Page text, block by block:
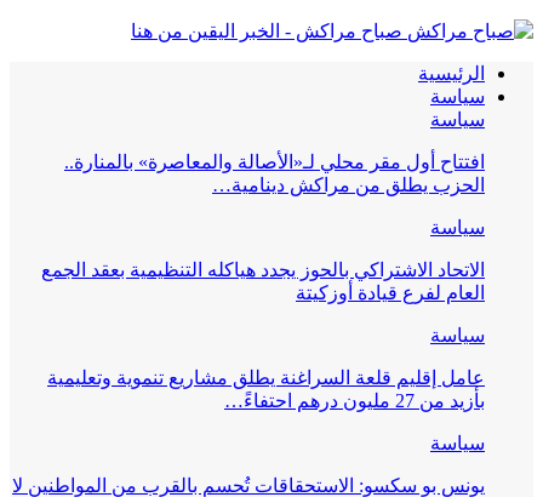
صباح مراكش - الخبر اليقين من هنا
الرئيسية
سياسة
سياسة
افتتاح أول مقر محلي لـ«الأصالة والمعاصرة» بالمنارة..
الحزب يطلق من مراكش دينامية…
سياسة
الاتحاد الاشتراكي بالحوز يجدد هياكله التنظيمية بعقد الجمع
العام لفرع قيادة أوزكيتة
سياسة
عامل إقليم قلعة السراغنة يطلق مشاريع تنموية وتعليمية
بأزيد من 27 مليون درهم احتفاءً…
سياسة
يونس بو سكسو: الاستحقاقات تُحسم بالقرب من المواطنين لا